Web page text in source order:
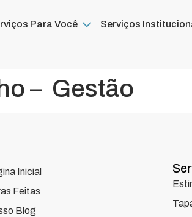
Para Você Serviços
– Gestão
Inicial
Feitas
Blog